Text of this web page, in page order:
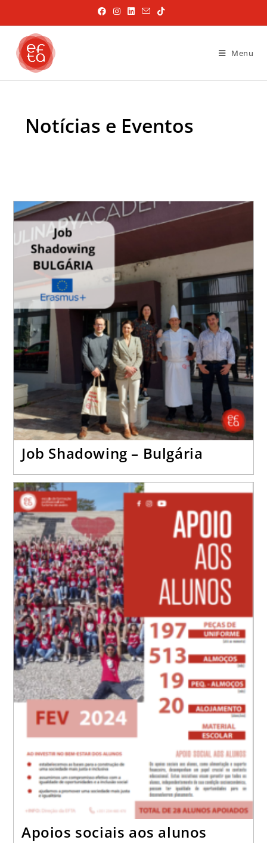
Menu
Notícias e Eventos
Job Shadowing – Bulgária
Apoios sociais aos alunos